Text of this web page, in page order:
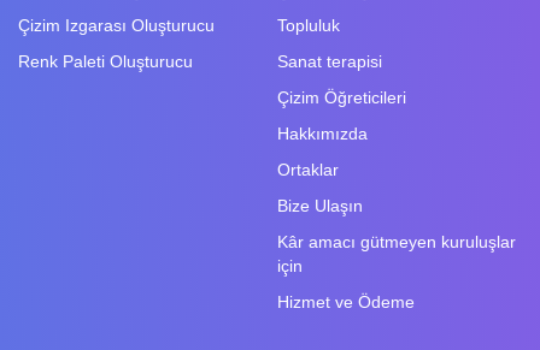
Çizim Izgarası Oluşturucu
Renk Paleti Oluşturucu
Topluluk
Sanat terapisi
Çizim Öğreticileri
Hakkımızda
Ortaklar
Bize Ulaşın
Kâr amacı gütmeyen kuruluşlar
için
Hizmet ve Ödeme